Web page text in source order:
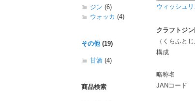
ウィッシュ
クラフトジ
（くらふと
構成
略称名
JANコード
ジン (6)
ウォッカ (4)
その他(19)
甘酒 (4)
商品検索